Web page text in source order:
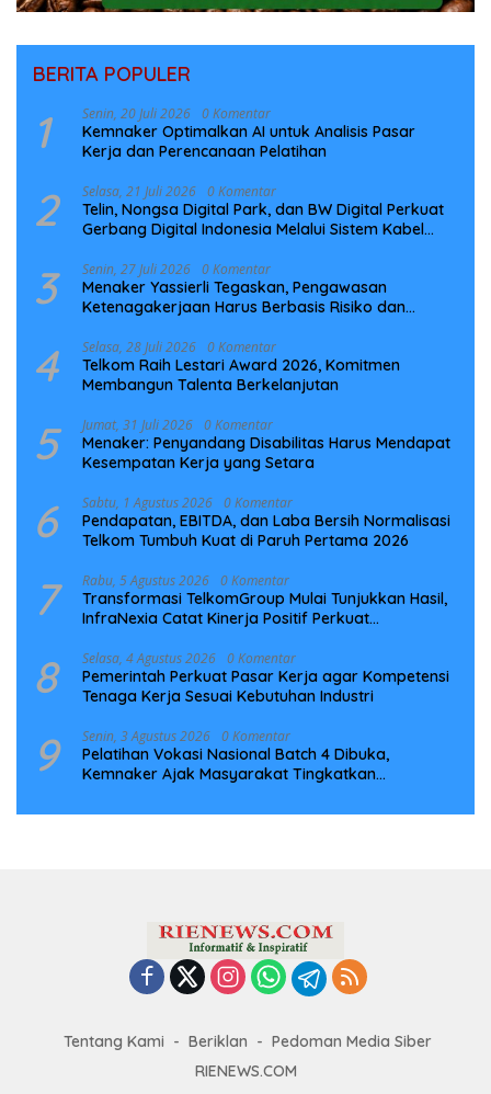
BERITA POPULER
1 Senin, 20 Juli 2026 0 Komentar
Kemnaker Optimalkan AI untuk Analisis Pasar
Kerja dan Perencanaan Pelatihan
2 Selasa, 21 Juli 2026 0 Komentar
Telin, Nongsa Digital Park, dan BW Digital Perkuat
Gerbang Digital Indonesia Melalui Sistem Kabel
3 Senin, 27 Juli 2026 0 Komentar
Menaker Yassierli Tegaskan, Pengawasan
Ketenagakerjaan Harus Berbasis Risiko dan
4 Selasa, 28 Juli 2026 0 Komentar
Telkom Raih Lestari Award 2026, Komitmen
Membangun Talenta Berkelanjutan
5 Jumat, 31 Juli 2026 0 Komentar
Menaker: Penyandang Disabilitas Harus Mendapat
Kesempatan Kerja yang Setara
6 Sabtu, 1 Agustus 2026 0 Komentar
Pendapatan, EBITDA, dan Laba Bersih Normalisasi
Telkom Tumbuh Kuat di Paruh Pertama 2026
7 Rabu, 5 Agustus 2026 0 Komentar
Transformasi TelkomGroup Mulai Tunjukkan Hasil,
InfraNexia Catat Kinerja Positif Perkuat
8 Selasa, 4 Agustus 2026 0 Komentar
Pemerintah Perkuat Pasar Kerja agar Kompetensi
Tenaga Kerja Sesuai Kebutuhan Industri
9 Senin, 3 Agustus 2026 0 Komentar
Pelatihan Vokasi Nasional Batch 4 Dibuka,
Kemnaker Ajak Masyarakat Tingkatkan
Tentang Kami Beriklan
Pedoman Media Siber
RIENEWS.COM